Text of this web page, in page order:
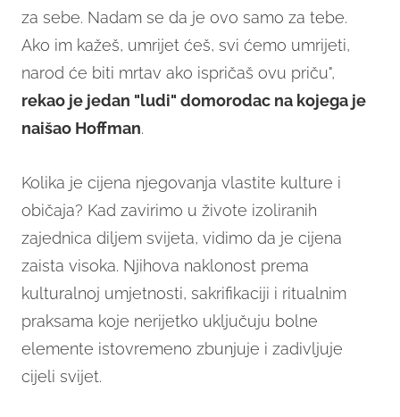
za sebe. Nadam se da je ovo samo za tebe.
Ako im kažeš, umrijet ćeš, svi ćemo umrijeti,
narod će biti mrtav ako ispričaš ovu priču",
rekao je jedan "ludi" domorodac na kojega je
naišao Hoffman.
Kolika je cijena njegovanja vlastite kulture i
običaja? Kad zavirimo u živote izoliranih
zajednica diljem svijeta, vidimo da je cijena
zaista visoka. Njihova naklonost prema
kulturalnoj umjetnosti, sakrifikaciji i ritualnim
praksama koje nerijetko uključuju bolne
elemente istovremeno zbunjuje i zadivljuje
cijeli svijet.